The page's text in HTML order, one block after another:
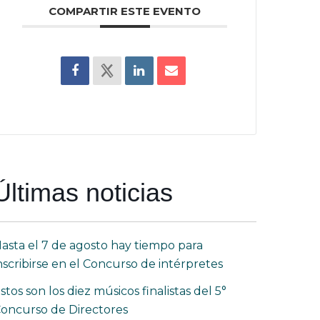
COMPARTIR ESTE EVENTO
noticias
el 7 de agosto hay tiempo para
en el Concurso de intérpretes
son los diez músicos finalistas del 5°
de Directores